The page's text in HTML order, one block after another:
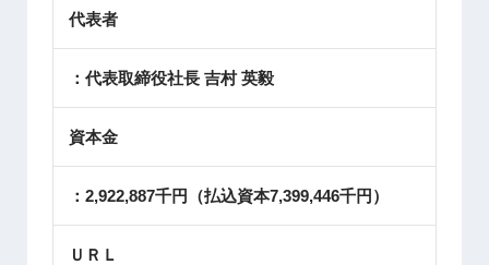
代表者
：代表取締役社長 吉村 英毅
資本金
：2,922,887千円（払込資本7,399,446千円）
ＵＲＬ